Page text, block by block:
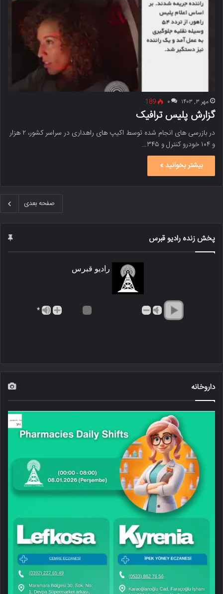
مهر ۳, ۱۴۰۳ ۰ 189
گزارش پلیس ترافیک
در بازرسی های انجام شده توسط اکیپ های راهداری در سراسر کشور، ۲ هزار
و ۱۰۴ خودرو کنترل و ۳۴۵…
بیشتر بخوانید »
صفحه بعدی
پخش زنده رادیو قبرس
رادیو قبرس
*
داروخانه